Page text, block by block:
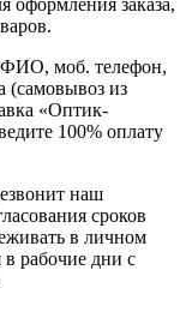
моб. телефон,
(самовывоз из
«Оптик-
100% оплату
наш
сроков
в личном
в рабочие дни с